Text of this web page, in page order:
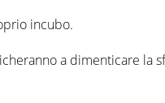
incubo.
a dimenticare la